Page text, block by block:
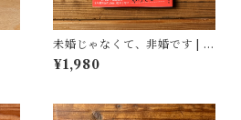
未婚じゃなくて、非婚です | ホ
ンサムピギョル, すんみ(翻訳),
小山内園子(翻訳)
¥1,980